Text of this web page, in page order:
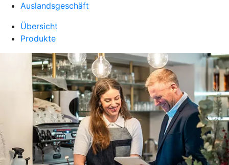
Auslandsgeschäft
Übersicht
Produkte